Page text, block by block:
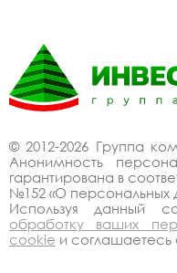
© 2012-2026 Группа
Анонимность
гарантирована в
№152 «О персональных
Используя данный
обработку ваших
cookie и соглашаетесь